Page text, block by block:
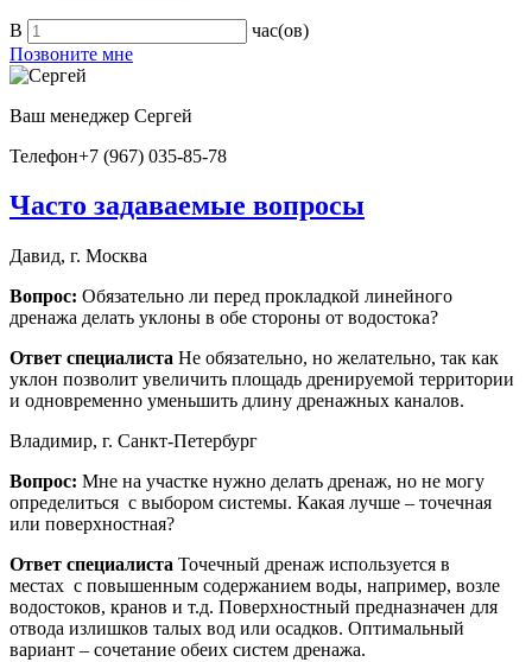
В
час(ов)
Позвоните мне
Ваш менеджер Сергей
Телефон+7 (967) 035-85-78
Часто задаваемые вопросы
Давид, г. Москва
Вопрос: Обязательно ли перед прокладкой линейного
дренажа делать уклоны в обе стороны от водостока?
Ответ специалиста Не обязательно, но желательно, так как
уклон позволит увеличить площадь дренируемой территории
и одновременно уменьшить длину дренажных каналов.
Владимир, г. Санкт-Петербург
Вопрос: Мне на участке нужно делать дренаж, но не могу
определиться с выбором системы. Какая лучше – точечная
или поверхностная?
Ответ специалиста Точечный дренаж используется в
местах с повышенным содержанием воды, например, возле
водостоков, кранов и т.д. Поверхностный предназначен для
отвода излишков талых вод или осадков. Оптимальный
вариант – сочетание обеих систем дренажа.